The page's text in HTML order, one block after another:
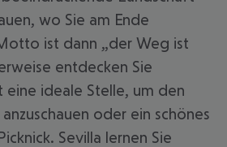
wo Sie am Ende
ist dann „der Weg ist
entdecken Sie
eine ideale Stelle, um den
oder ein schönes
Sevilla lernen Sie